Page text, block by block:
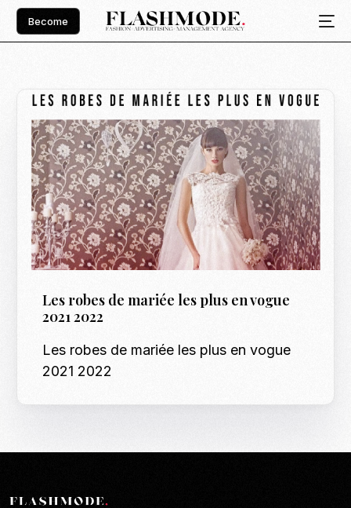
Become
Les robes de mariée les plus en vogue
2021 2022
Les robes de mariée les plus en vogue
2021 2022